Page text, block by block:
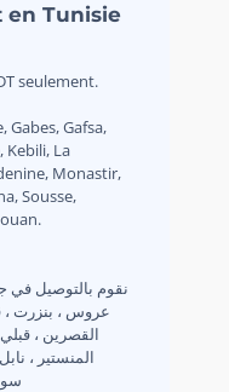
en Tunisie
seulement.
Gabes, Gafsa,
Kebili, La
Monastir,
Sousse,
نقوم بالتوصيل في
عروس ، بنزرت ،
القصرين ، قبلي
المنستير ،